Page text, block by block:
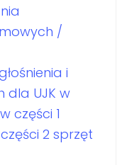
/
i
dla UJK w
części 1
2 sprzęt